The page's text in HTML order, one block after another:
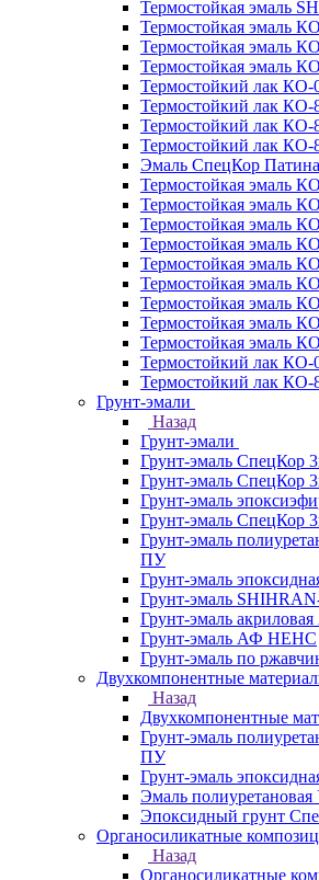
Термостойкая эмаль
Термостойкая эмаль
Термостойкая эмаль
Термостойкая эмаль
Термостойкий лак КО-
Термостойкий лак КО-
Термостойкий лак КО-
Термостойкий лак КО-
Эмаль СпецКор Патина
Термостойкая эмаль
Термостойкая эмаль
Термостойкая эмаль
Термостойкая эмаль
Термостойкая эмаль
Термостойкая эмаль
Термостойкая эмаль
Термостойкая эмаль
Термостойкая эмаль
Термостойкий лак КО-
Термостойкий лак КО-
Грунт-эмали
Назад
Грунт-эмали
Грунт-эмаль СпецКор
Грунт-эмаль СпецКор
Грунт-эмаль
Грунт-эмаль СпецКор
Грунт-эмаль
ПУ
Грунт-эмаль
Грунт-эмаль
Грунт-эмаль
Грунт-эмаль АФ НЕНС
Грунт-эмаль по
Двухкомпонентные
Назад
Двухкомпонентные
Грунт-эмаль
ПУ
Грунт-эмаль
Эмаль полиуретановая
Эпоксидный грунт
Органосиликатные
Назад
Органосиликатные